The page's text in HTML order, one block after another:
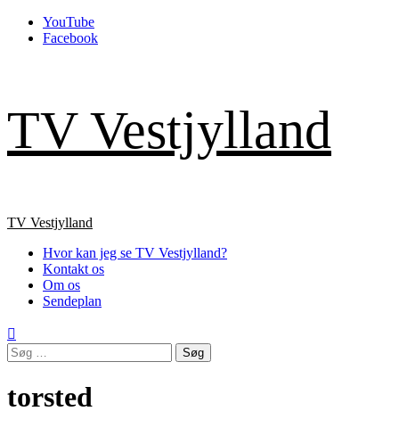
Skip
YouTube
Facebook
TV Vestjylland
Primary
TV Vestjylland
Hvor kan jeg se TV Vestjylland?
Kontakt os
Om os
Sendeplan
Søg
efter:
torsted